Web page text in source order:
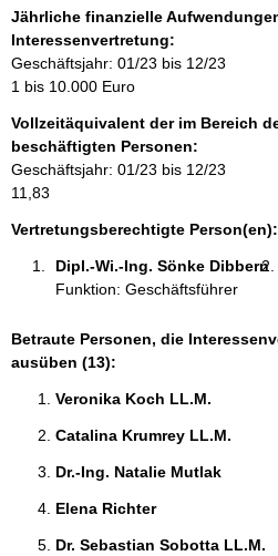
f
o
r
m
t
i
o
n
e
Jährliche finanzielle
Interessenvertretung:
Geschäftsjahr: 01/23 bis 12/23
1 bis 10.000 Euro
Vollzeitäquivalent der im Bereich
beschäftigten Personen:
Geschäftsjahr: 01/23 bis 12/23
11,83
Vertretungsberechtigte Person(en):
Dipl.-Wi.-Ing. Sönke Dibbern
Funktion: Geschäftsführer
Betraute Personen, die
ausüben (13):
Veronika Koch LL.M.
Catalina Krumrey LL.M.
Dr.-Ing. Natalie Mutlak
Elena Richter
Dr. Sebastian Sobotta LL.M.